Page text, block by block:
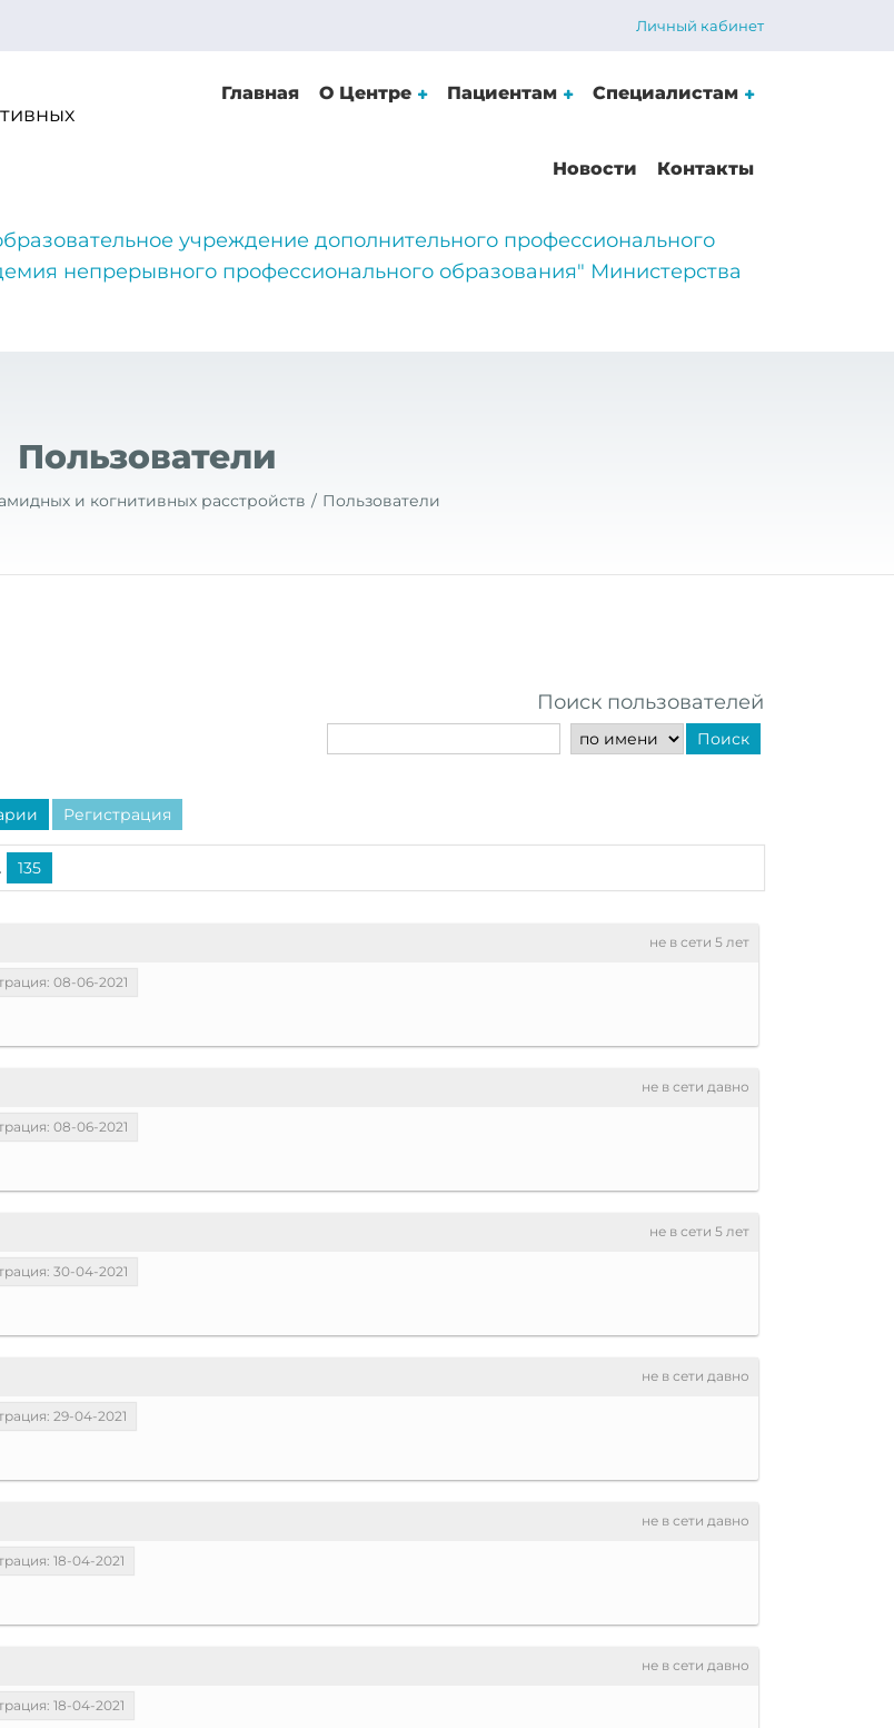
Личный кабинет
Главная О Центре Пациентам Специалистам
Новости Контакты
учреждение дополнительного профессионального
непрерывного профессионального образования" Министерства
Пользователи
и когнитивных расстройств Пользователи
Поиск пользователей
Поиск
Регистрация
135
не в сети 5 лет
08-06-2021
не в сети давно
08-06-2021
не в сети 5 лет
30-04-2021
не в сети давно
29-04-2021
не в сети давно
18-04-2021
не в сети давно
18-04-2021